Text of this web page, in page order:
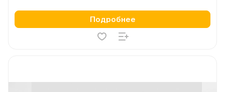
Подробнее